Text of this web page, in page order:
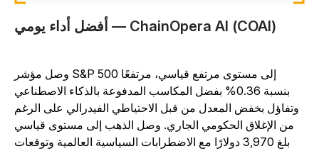
أفضل أداء يومي — ChainOpera AI (COAI)
وصل مؤشر S&P 500 إلى مستوى مرتفع قياسي، مرتفعًا
بنسبة 0.36% بفضل المكاسب المدفوعة بالذكاء الاصطناعي
وتفاؤل بخفض المعدل من قبل الاحتياطي الفيدرالي على الرغم
من الإغلاق الحكومي الجاري. وصل الذهب إلى مستوى قياسي
بلغ 3,970 دولارًا مع الاضطرابات السياسية العالمية وتوقعات